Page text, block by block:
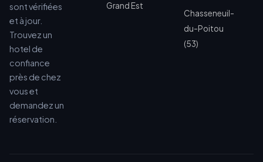
sont vérifiées
et à jour.
Trouvez un
hotel de
confiance
près de chez
vous et
demandez un
réservation.
Grand Est
Chasseneuil-
du-Poitou
(53)